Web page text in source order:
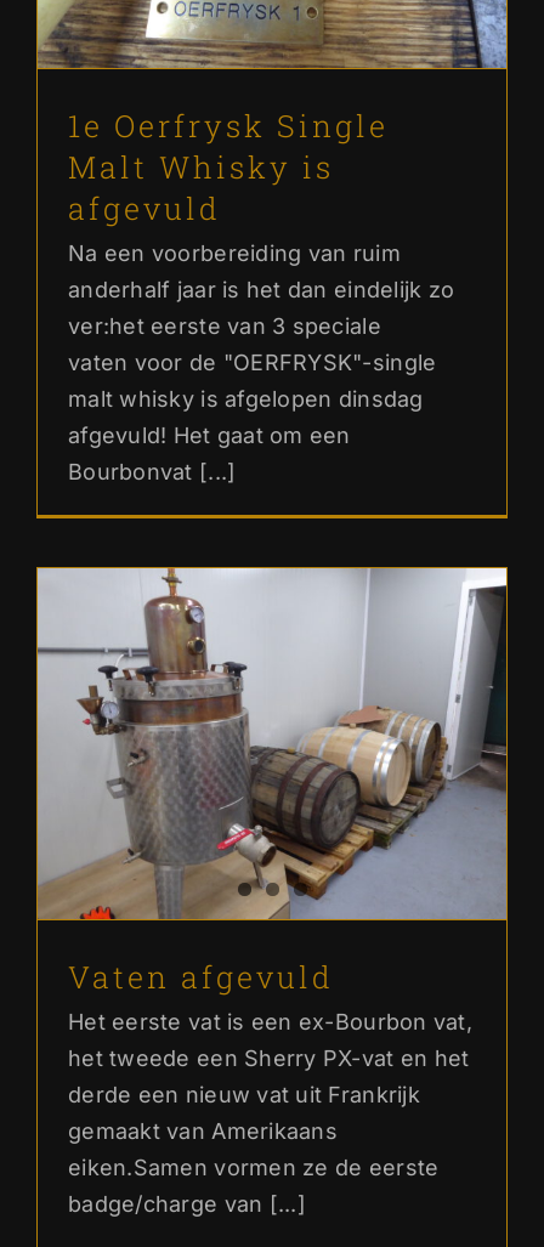
1e Oerfrysk Single
Malt Whisky is
afgevuld
Na een voorbereiding van ruim
anderhalf jaar is het dan eindelijk zo
ver:het eerste van 3 speciale
vaten voor de "OERFRYSK"-single
malt whisky is afgelopen dinsdag
afgevuld! Het gaat om een
Bourbonvat [...]
Vaten afgevuld
Ons verhaal
Vaten afgevuld
Het eerste vat is een ex-Bourbon vat,
het tweede een Sherry PX-vat en het
derde een nieuw vat uit Frankrijk
gemaakt van Amerikaans
eiken.Samen vormen ze de eerste
badge/charge van [...]